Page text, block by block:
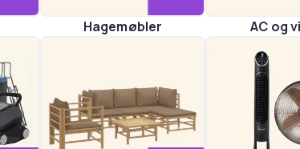
Hagemøbler AC og